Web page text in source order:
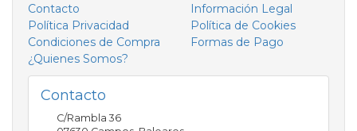
Contacto
Información Legal
Política Privacidad
Política de Cookies
Condiciones de Compra
Formas de Pago
¿Quienes Somos?
Contacto
C/Rambla 36